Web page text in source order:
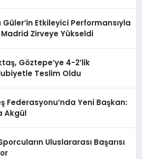
Etkileyici Performansıyla
Madrid Zirveye Yükseldi
Göztepe’ye 4-2’lik
Teslim Oldu
Federasyonu’nda Yeni Başkan:
Akgül
Uluslararası Başarısı